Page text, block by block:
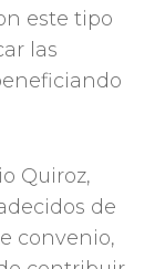
este tipo
las
Quiroz,
de
convenio,